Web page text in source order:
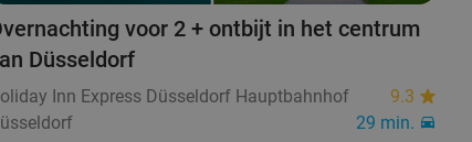
voor 2 + ontbijt in het centrum
Düsseldorf
Inn Express Düsseldorf Hauptbahnhof
9.3
29 min.